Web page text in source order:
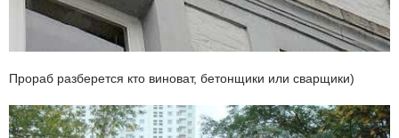
Прораб разберется кто виноват, бетонщики или сварщики)